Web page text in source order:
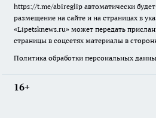
https://t.me/abireglip автоматически будет
размещение на сайте и на страницах в
«Lipetsknews.ru» может передать
страницы в соцсетях материалы в
Политика обработки персональных
16+